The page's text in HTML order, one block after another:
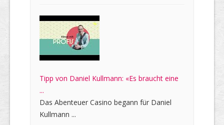
Tipp von Daniel Kullmann: «Es braucht eine
...
Das Abenteuer Casino begann für Daniel
Kullmann ...